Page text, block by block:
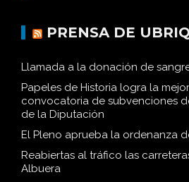
PRENSA DE
Llamada a la donación de
Papeles de Historia logra la
convocatoria de subvenciones
de la Diputación
El Pleno aprueba la ordenanza
Reabiertas al tráfico las
Albuera